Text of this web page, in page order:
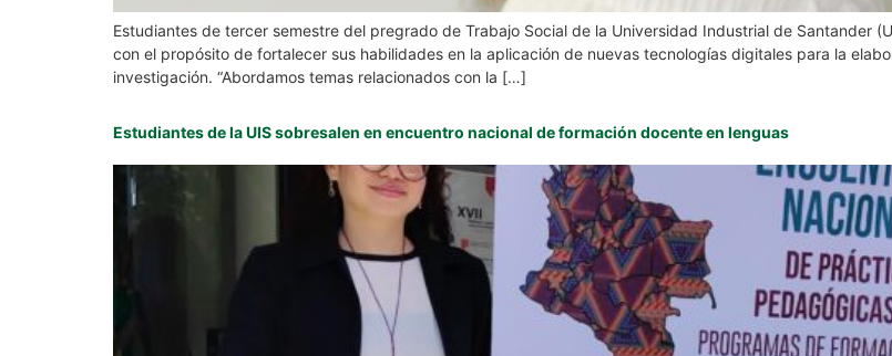
Estudiantes de tercer semestre del pregrado de Trabajo Social de la Universidad Industrial de Santander
con el propósito de fortalecer sus habilidades en la aplicación de nuevas tecnologías digitales para la
investigación. “Abordamos temas relacionados con la […]
Estudiantes de la UIS sobresalen en encuentro nacional de formación docente en lenguas